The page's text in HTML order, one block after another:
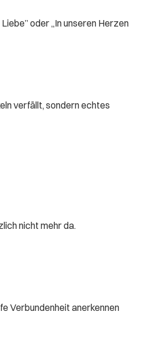
oder „In unseren Herzen
verfällt, sondern echtes
nicht mehr da.
Verbundenheit anerkennen